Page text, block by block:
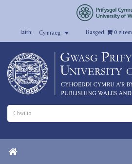
Cymraeg Basged: 0eitem